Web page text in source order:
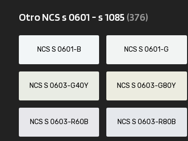
Otro NCS s 0601 - s 1085 (376)
NCS S 0601-B NCS S 0601-G
NCS S 0603-G40Y NCS S 0603-G80Y
NCS S 0603-R60B NCS S 0603-R80B